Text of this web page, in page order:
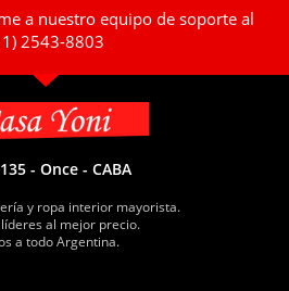
a nuestro equipo de soporte al
2543-8803
- Once - CABA
y ropa interior mayorista.
al mejor precio.
a todo Argentina.